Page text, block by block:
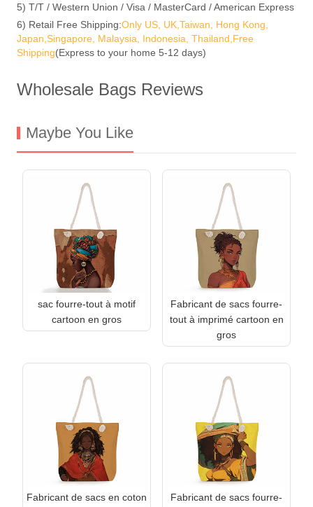
5) T/T / Western Union / Visa / MasterCard / American Express
6) Retail Free Shipping:Only US, UK,Taiwan, Hong Kong,
Japan,Singapore, Malaysia, Indonesia, Thailand,Free
Shipping(Express to your home 5-12 days)
Wholesale Bags Reviews
Maybe You Like
sac fourre-tout à motif
cartoon en gros
Fabricant de sacs fourre-
tout à imprimé cartoon en
gros
Fabricant de sacs en coton
Fabricant de sacs fourre-